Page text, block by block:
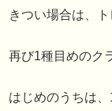
きつい場合は、
再び1種目めのク
はじめのうちは